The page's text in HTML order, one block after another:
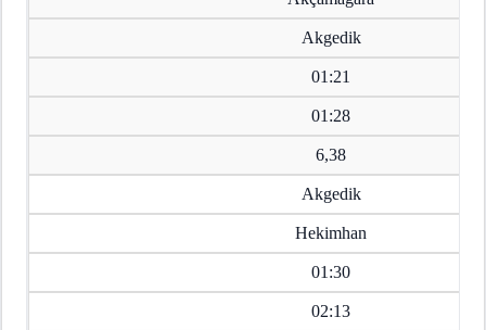
Akgedik
01:21
01:28
6,38
Akgedik
Hekimhan
01:30
02:13